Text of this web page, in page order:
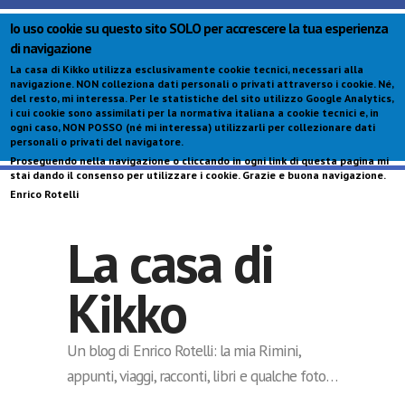
Io uso cookie su questo sito SOLO per accrescere la tua esperienza
di navigazione
La casa di Kikko utilizza esclusivamente cookie tecnici, necessari alla
navigazione. NON colleziona dati personali o privati attraverso i cookie. Né,
del resto, mi interessa. Per le statistiche del sito utilizzo Google Analytics,
i cui cookie sono assimilati per la normativa italiana a cookie tecnici e, in
ogni caso, NON POSSO (né mi interessa) utilizzarli per collezionare dati
personali o privati del navigatore.
Proseguendo nella navigazione o cliccando in ogni link di questa pagina mi
stai dando il consenso per utilizzare i cookie. Grazie e buona navigazione.
Enrico Rotelli
La casa di
Kikko
Un blog di Enrico Rotelli: la mia Rimini,
appunti, viaggi, racconti, libri e qualche foto…